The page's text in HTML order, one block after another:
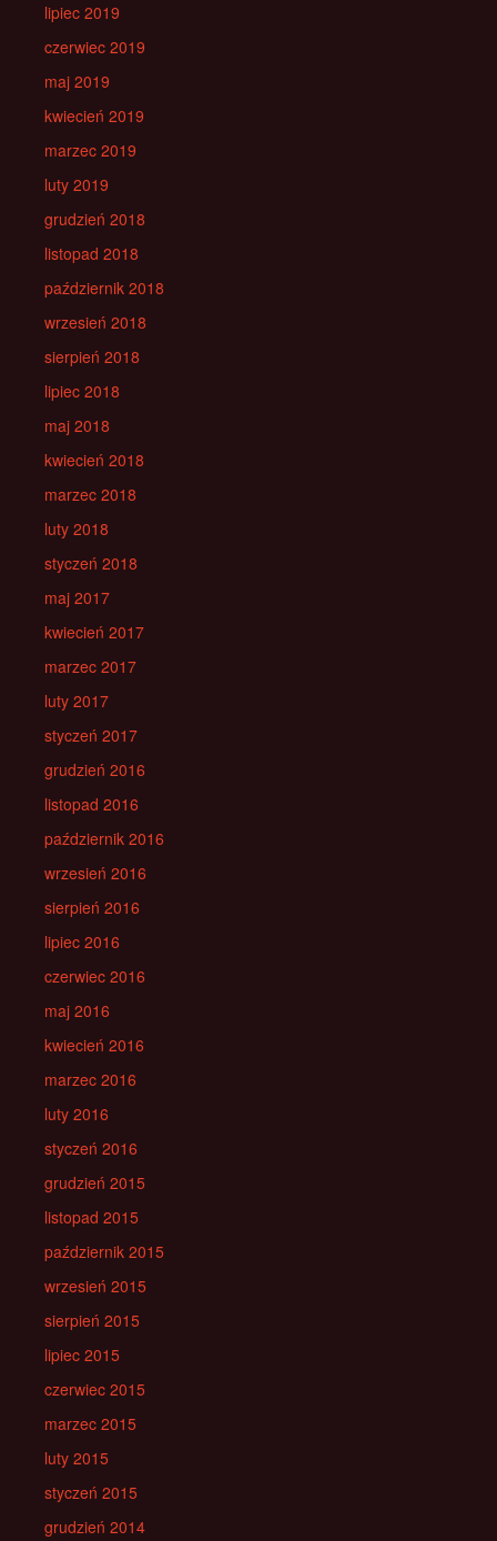
lipiec 2019
czerwiec 2019
maj 2019
kwiecień 2019
marzec 2019
luty 2019
grudzień 2018
listopad 2018
październik 2018
wrzesień 2018
sierpień 2018
lipiec 2018
maj 2018
kwiecień 2018
marzec 2018
luty 2018
styczeń 2018
maj 2017
kwiecień 2017
marzec 2017
luty 2017
styczeń 2017
grudzień 2016
listopad 2016
październik 2016
wrzesień 2016
sierpień 2016
lipiec 2016
czerwiec 2016
maj 2016
kwiecień 2016
marzec 2016
luty 2016
styczeń 2016
grudzień 2015
listopad 2015
październik 2015
wrzesień 2015
sierpień 2015
lipiec 2015
czerwiec 2015
marzec 2015
luty 2015
styczeń 2015
grudzień 2014